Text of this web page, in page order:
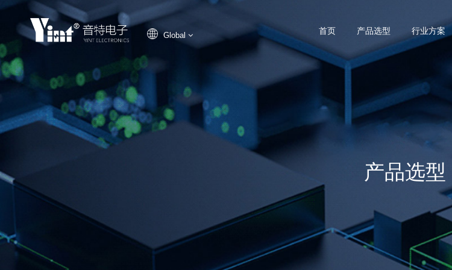
Global 首页 产品选型 行业方案
产品选型